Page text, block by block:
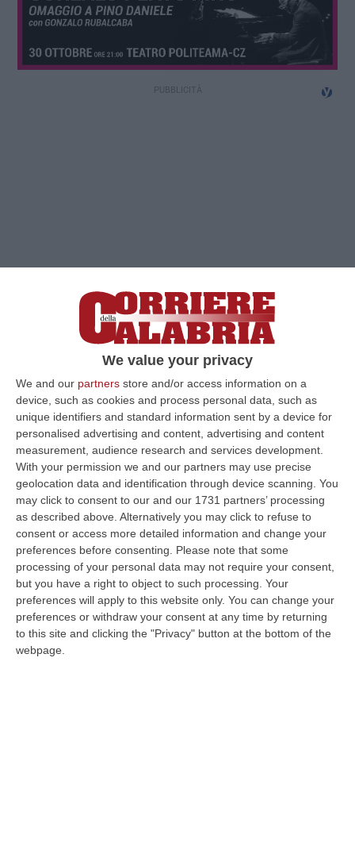
We value your privacy
We and our partners store and/or access information on a
device, such as cookies and process personal data, such as
unique identifiers and standard information sent by a device for
personalised advertising and content, advertising and content
measurement, audience research and services development.
With your permission we and our partners may use precise
geolocation data and identification through device scanning. You
may click to consent to our and our 1731 partners’ processing
as described above. Alternatively you may click to refuse to
consent or access more detailed information and change your
preferences before consenting. Please note that some
processing of your personal data may not require your consent,
but you have a right to object to such processing. Your
preferences will apply to this website only. You can change your
preferences or withdraw your consent at any time by returning
to this site and clicking the "Privacy" button at the bottom of the
webpage.
Clicca e segui “Corriere della Calabria” su Google News
REGGIO CALABRIAFibrillazioni nella Lega
sulle future elezioni amministrative a Reggio
Calabria. Sono quelle emerse nel corso di un
incontro promosso in riva allo Stretto dal
Carroccio, dal titolo“Lega Calabria , per
programmare il futuro”, il primo dopo le
recenti nomine da parte delcommissario
regionale della Lega, Filippo Mancuso